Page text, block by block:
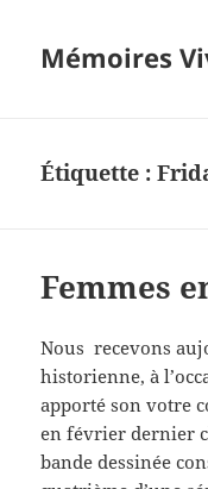
Mémoires
Étiquette :
Femmes
Nous recevons
historienne, à
apporté son votre
en février dernier
bande dessinée